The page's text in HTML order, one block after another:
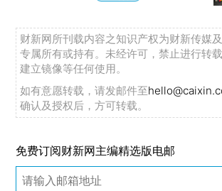
财新网所刊载内容之知识产权为财新传媒
专属所有或持有。未经许可，禁止进行转
建立镜像等任何使用。
如有意愿转载，请发邮件至
确认及授权后，方可转载。
免费订阅财新网主编精选版电邮